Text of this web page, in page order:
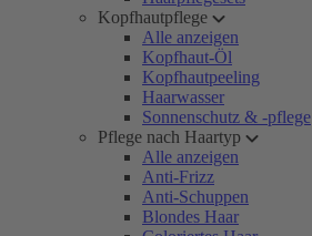
Kopfhautpflege
Alle anzeigen
Kopfhaut-Öl
Kopfhautpeeling
Haarwasser
Sonnenschutz & -pflege
Pflege nach Haartyp
Alle anzeigen
Anti-Frizz
Anti-Schuppen
Blondes Haar